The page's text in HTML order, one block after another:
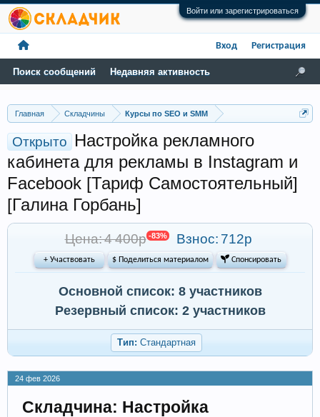
Войти или зарегистрироваться
Главная Складчины Курсы по SEO и SMM
Открыто
Настройка рекламного
кабинета для рекламы в Instagram и
Facebook [Тариф Самостоятельный]
[Галина Горбань]
Цена: 4 400р -83% Взнос: 712р
+ Участвовать $ Поделиться материалом  Спонсировать
Основной список: 8 участников
Резервный список: 2 участников
Тип: Стандартная
24 фев 2026
Складчина: Настройка
Поиск сообщений Недавняя активность
Вход Регистрация